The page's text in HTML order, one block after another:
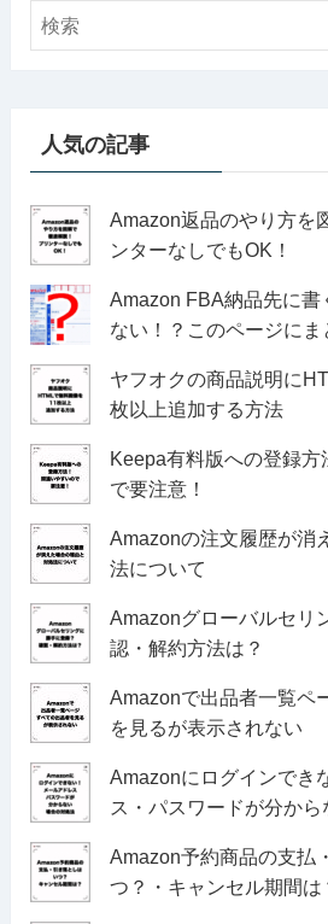
人気の記事
Amazon返品のやり方を
ンターなしでもOK！
Amazon FBA納品先に書
ない！？このページにま
ヤフオクの商品説明に
枚以上追加する方法
Keepa有料版への登録
で要注意！
Amazonの注文履歴が消
法について
Amazonグローバルセリ
認・解約方法は？
Amazonで出品者一覧ペ
を見るが表示されない
Amazonにログインでき
ス・パスワードが分か
Amazon予約商品の支払
つ？・キャンセル期間は